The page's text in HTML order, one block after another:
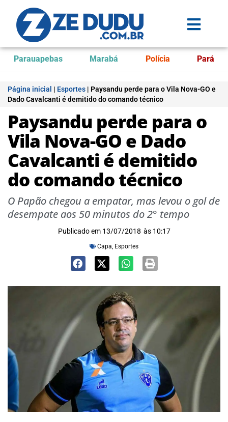
Parauapebas Marabá Polícia Pará
Página inicial | Esportes | Paysandu perde para o Vila Nova-GO e
Dado Cavalcanti é demitido do comando técnico
Paysandu perde para o
Vila Nova-GO e Dado
Cavalcanti é demitido
do comando técnico
O Papão chegou a empatar, mas levou o gol de
desempate aos 50 minutos do 2° tempo
Publicado em 13/07/2018 às 10:17
Capa, Esportes